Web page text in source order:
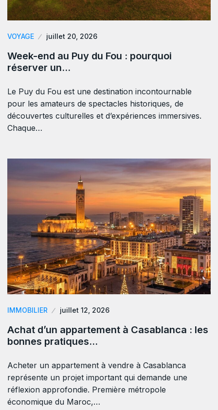
VOYAGE juillet 20, 2026
Week-end au Puy du Fou : pourquoi
réserver un…
Le Puy du Fou est une destination incontournable
pour les amateurs de spectacles historiques, de
découvertes culturelles et d’expériences immersives.
Chaque…
IMMOBILIER juillet 12, 2026
Achat d’un appartement à Casablanca : les
bonnes pratiques…
Acheter un appartement à vendre à Casablanca
représente un projet important qui demande une
réflexion approfondie. Première métropole
économique du Maroc,…